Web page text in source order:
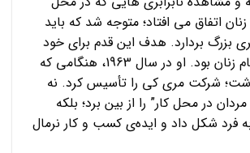
اتفاق می افتاد؛ متوجه شد که باید
بزرگ بردارد. هدف این قدم برای خود
نه، بلکه برای تمام زنان بود. او در سال 1963، هنگامی که
دلار داشت؛ شرکت مری کی را تأسیس کرد. نه
در محل کار” را از بین برد؛ بلکه
فرد شکل داد و ایده‌ی کسب و کار نرمال